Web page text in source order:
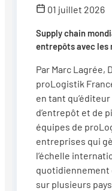
01 juillet 2026
Supply chain
entrepôts avec les
Par Marc Lagrée,
proLogistik
en tant
d’entrepôt et de
équipes de
entreprises qui
l’échelle
quotidiennement
sur plusieurs